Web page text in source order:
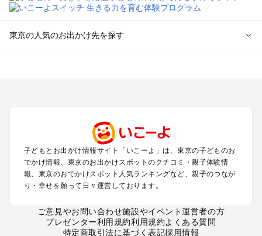
東京の人気のお出かけ先を探す
町田・相模原・愛川・上野原のプールお出かけ
渋谷・原宿・恵比寿・中目黒・自由が丘のプールお出かけ
池袋・赤羽・王子・巣鴨・目白・石神井のプールお出かけ
新宿・高田馬場・代々木・千駄ヶ谷のプールお出かけ
銀座・丸の内・日本橋・有楽町・築地・月島のプールお出かけ
小金井・小平・西東京・東村山・東久留米のプールお出かけ
府中・調布・狛江のプールお出かけ
子どもとお出かけ情報サイト「いこーよ」は、東京の子どものお
でかけ情報、東京のお出かけスポットのクチコミ・親子体験情
報、東京のおでかけスポット人気ランキングなど、親子のつなが
り・幸せを願って日々運営しております。
ご意見やお問い合わせ施設やイベント運営者の方
プレゼンター利用規約利用規約よくある質問
特定商取引法に基づく表記採用情報